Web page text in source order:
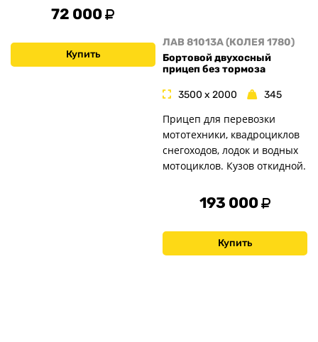
72 000
Купить
ЛАВ 81013A (КОЛЕЯ 1780)
Бортовой двухосный
прицеп без тормоза
3500 x 2000 345
Прицеп для перевозки
мототехники, квадроциклов
снегоходов, лодок и водных
мотоциклов. Кузов откидной.
193 000
Купить